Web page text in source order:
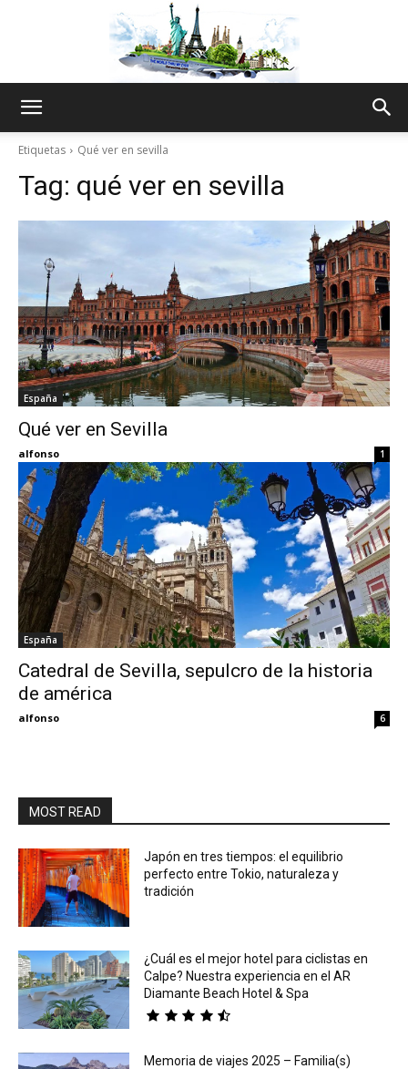
Thru
My
Etiquetas Qué ver en sevilla
Tag: qué ver en sevilla
España
Qué ver en Sevilla
alfonso 1
España
Catedral de Sevilla, sepulcro de la historia
de américa
alfonso 6
MOST READ
Japón en tres tiempos: el equilibrio
perfecto entre Tokio, naturaleza y
tradición
¿Cuál es el mejor hotel para ciclistas en
Calpe? Nuestra experiencia en el AR
Diamante Beach Hotel & Spa
Memoria de viajes 2025 – Familia(s)